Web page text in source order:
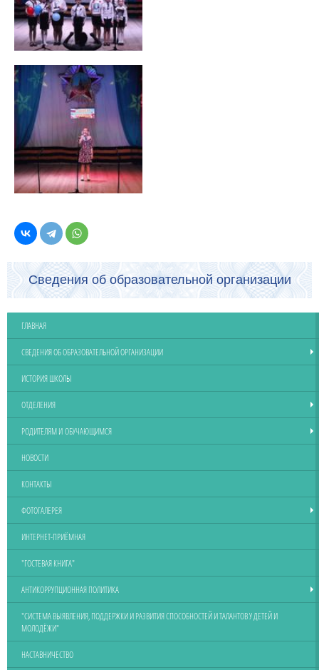
Сведения об образовательной организации
ГЛАВНАЯ
СВЕДЕНИЯ ОБ ОБРАЗОВАТЕЛЬНОЙ ОРГАНИЗАЦИИ
ИСТОРИЯ ШКОЛЫ
ОТДЕЛЕНИЯ
РОДИТЕЛЯМ И ОБУЧАЮЩИМСЯ
НОВОСТИ
КОНТАКТЫ
ФОТОГАЛЕРЕЯ
ИНТЕРНЕТ-ПРИЁМНАЯ
"ГОСТЕВАЯ КНИГА"
АНТИКОРРУПЦИОННАЯ ПОЛИТИКА
"СИСТЕМА ВЫЯВЛЕНИЯ, ПОДДЕРЖКИ И РАЗВИТИЯ СПОСОБНОСТЕЙ И ТАЛАНТОВ У ДЕТЕЙ И
МОЛОДЁЖИ"
НАСТАВНИЧЕСТВО